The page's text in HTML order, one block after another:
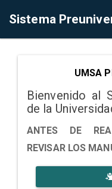
Sistema
UMSA
Bienvenido al
de la
ANTES DE
REVISAR LOS